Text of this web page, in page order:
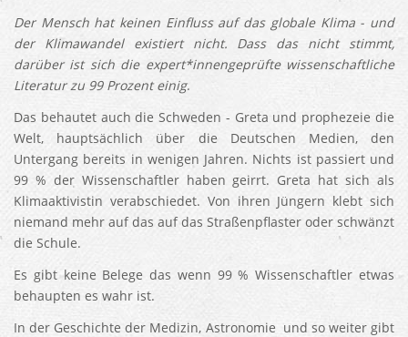
Der Mensch hat keinen Einfluss auf das globale Klima - und
der Klimawandel existiert nicht. Dass das nicht stimmt,
darüber ist sich die expert*innengeprüfte wissenschaftliche
Literatur zu 99 Prozent einig.
Das behautet auch die Schweden - Greta und prophezeie die
Welt, hauptsächlich über die Deutschen Medien, den
Untergang bereits in wenigen Jahren. Nichts ist passiert und
99 % der Wissenschaftler haben geirrt. Greta hat sich als
Klimaaktivistin verabschiedet. Von ihren Jüngern klebt sich
niemand mehr auf das auf das Straßenpflaster oder schwänzt
die Schule.
Es gibt keine Belege das wenn 99 % Wissenschaftler etwas
behaupten es wahr ist.
In der Geschichte der Medizin, Astronomie und so weiter gibt